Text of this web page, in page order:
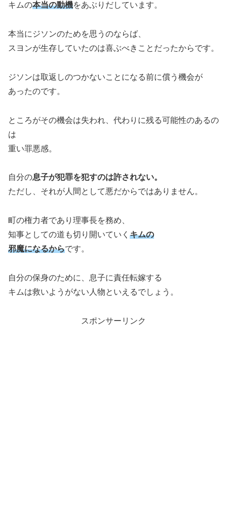
キムの本当の動機をあぶりだしています。
本当にジソンのためを思うのならば、
スヨンが生存していたのは喜ぶべきことだったからです。
ジソンは取返しのつかないことになる前に償う機会が
あったのです。
ところがその機会は失われ、代わりに残る可能性のあるの
は
重い罪悪感。
自分の息子が犯罪を犯すのは許されない。
ただし、それが人間として悪だからではありません。
町の権力者であり理事長を務め、
知事としての道も切り開いていく キムの
邪魔になるからです。
自分の保身のために、息子に責任転嫁する
キムは救いようがない人物といえるでしょう。
スポンサーリンク